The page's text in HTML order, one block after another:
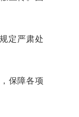
定严肃处
保障各项